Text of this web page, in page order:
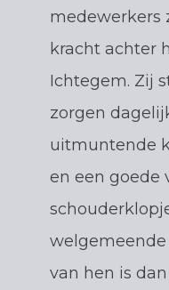
medewerkers
kracht achter
Ichtegem. Zij
zorgen
uitmuntende
en een goede
van hen is